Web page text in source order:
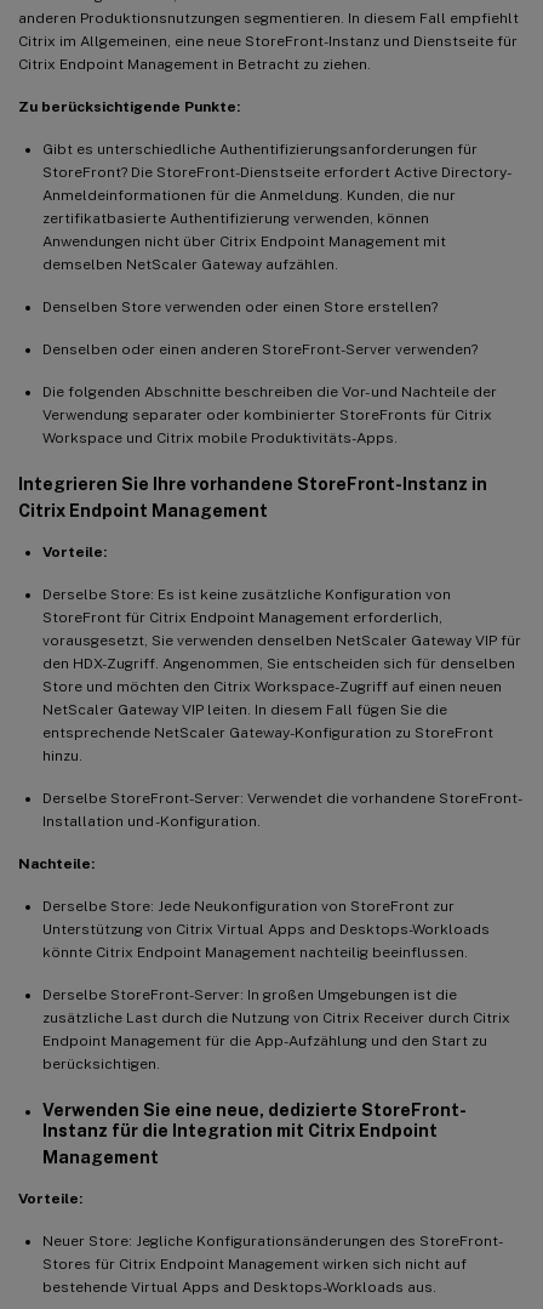
anderen Produktionsnutzungen segmentieren. In diesem Fall empfiehlt
Citrix im Allgemeinen, eine neue StoreFront-Instanz und Dienstseite für
Citrix Endpoint Management in Betracht zu ziehen.
Zu berücksichtigende Punkte:
Gibt es unterschiedliche Authentifizierungsanforderungen für
StoreFront? Die StoreFront-Dienstseite erfordert Active Directory-
Anmeldeinformationen für die Anmeldung. Kunden, die nur
zertifikatbasierte Authentifizierung verwenden, können
Anwendungen nicht über Citrix Endpoint Management mit
demselben NetScaler Gateway aufzählen.
Denselben Store verwenden oder einen Store erstellen?
Denselben oder einen anderen StoreFront-Server verwenden?
Die folgenden Abschnitte beschreiben die Vor- und Nachteile der
Verwendung separater oder kombinierter StoreFronts für Citrix
Workspace und Citrix mobile Produktivitäts-Apps.
Integrieren Sie Ihre vorhandene StoreFront-Instanz in
Citrix Endpoint Management
Vorteile:
Derselbe Store: Es ist keine zusätzliche Konfiguration von
StoreFront für Citrix Endpoint Management erforderlich,
vorausgesetzt, Sie verwenden denselben NetScaler Gateway VIP für
den HDX-Zugriff. Angenommen, Sie entscheiden sich für denselben
Store und möchten den Citrix Workspace-Zugriff auf einen neuen
NetScaler Gateway VIP leiten. In diesem Fall fügen Sie die
entsprechende NetScaler Gateway-Konfiguration zu StoreFront
hinzu.
Derselbe StoreFront-Server: Verwendet die vorhandene StoreFront-
Installation und -Konfiguration.
Nachteile:
Derselbe Store: Jede Neukonfiguration von StoreFront zur
Unterstützung von Citrix Virtual Apps and Desktops-Workloads
könnte Citrix Endpoint Management nachteilig beeinflussen.
Derselbe StoreFront-Server: In großen Umgebungen ist die
zusätzliche Last durch die Nutzung von Citrix Receiver durch Citrix
Endpoint Management für die App-Aufzählung und den Start zu
berücksichtigen.
Verwenden Sie eine neue, dedizierte StoreFront-
Instanz für die Integration mit Citrix Endpoint
Management
Vorteile:
Neuer Store: Jegliche Konfigurationsänderungen des StoreFront-
Stores für Citrix Endpoint Management wirken sich nicht auf
bestehende Virtual Apps and Desktops-Workloads aus.